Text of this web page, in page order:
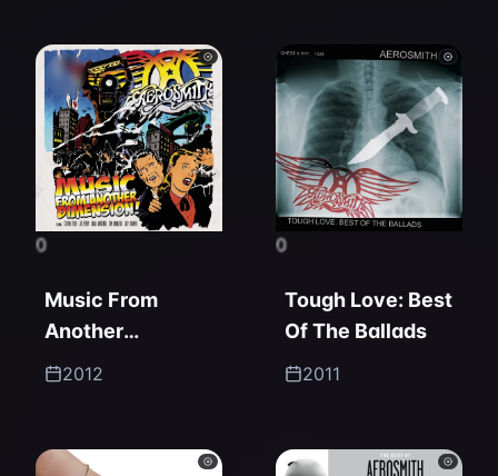
0
Music From
Another
Dimension!
2012
0
Tough Love: Best
Of The Ballads
2011